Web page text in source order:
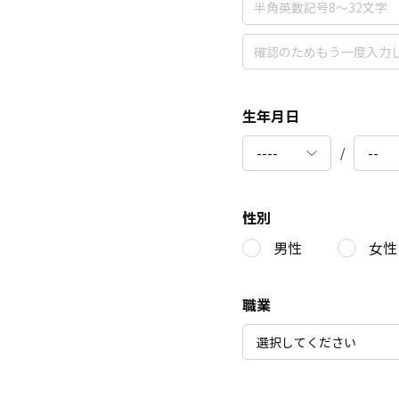
生年月日
/
性別
男性
女性
職業